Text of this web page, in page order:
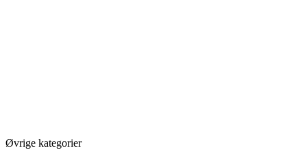
Øvrige kategorier